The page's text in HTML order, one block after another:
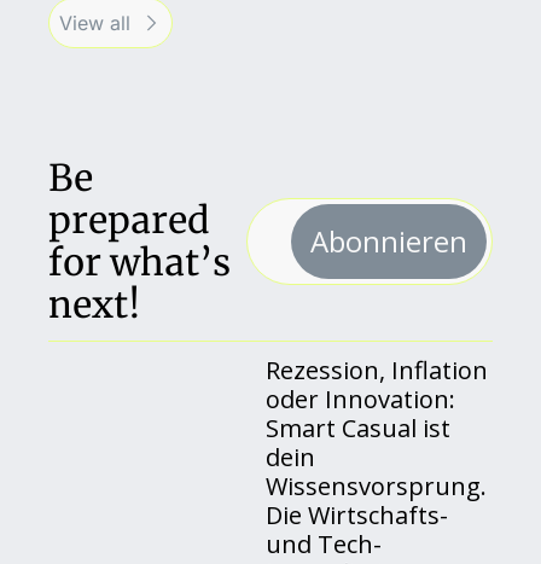
View all
Be
prepared
for what’s
next!
Abonnieren
Rezession, Inflation
oder Innovation:
Smart Casual ist
dein
Wissensvorsprung.
Die Wirtschafts-
und Tech-